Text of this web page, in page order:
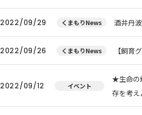
2022/09/29 くまもりNews 酒井丹
2022/09/26 くまもりNews 【飼育
2022/09/12 イベント
★生命の
存を考え